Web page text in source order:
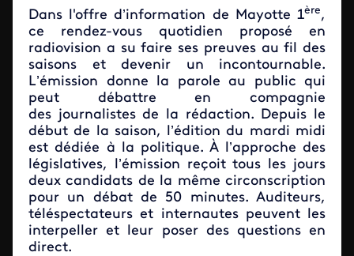
Dans l'offre d’information de Mayotte 1ère,
ce rendez-vous quotidien proposé en
radiovision a su faire ses preuves au fil des
saisons et devenir un incontournable.
L’émission donne la parole au public qui
peut débattre en compagnie
des journalistes de la rédaction. Depuis le
début de la saison, l’édition du mardi midi
est dédiée à la politique. À l’approche des
législatives, l’émission reçoit tous les jours
deux candidats de la même circonscription
pour un débat de 50 minutes. Auditeurs,
téléspectateurs et internautes peuvent les
interpeller et leur poser des questions en
direct.